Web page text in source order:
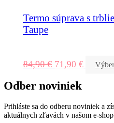
Termo súprava s
Taupe
84,90€ 71,90 €
Odber noviniek
Prihláste sa do odberu noviniek a
aktuálnych zľavách v našom e-